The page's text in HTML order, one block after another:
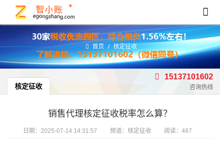
首页 / 核定征收
核定征收
15137101602
咨询热线
销售代理核定征收税率怎么算？
日期： 2025-07-14 14:31:57 频道： 核定征收 阅读：487